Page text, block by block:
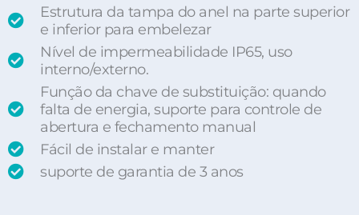
Estrutura da tampa do anel na parte superior
e inferior para embelezar
Nível de impermeabilidade IP65, uso
interno/externo.
Função da chave de substituição: quando
falta de energia, suporte para controle de
abertura e fechamento manual
Fácil de instalar e manter
suporte de garantia de 3 anos